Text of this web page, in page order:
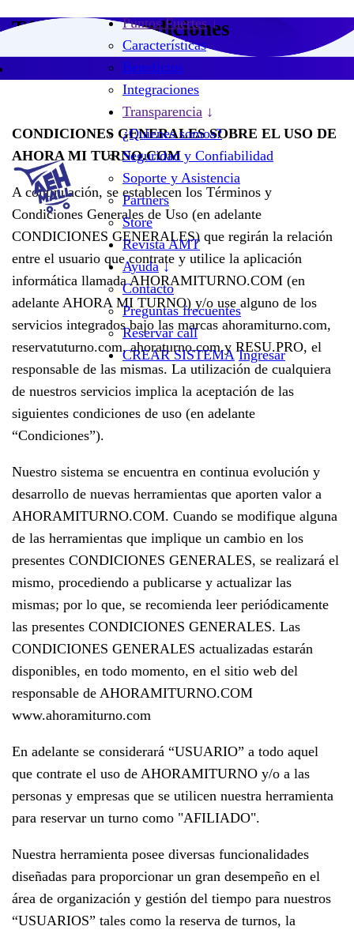
Puntos Fuertes
Características
Beneficios
Integraciones
Transparencia
¿Quienes somos?
Seguridad y Confiabilidad
Soporte y Asistencia
Partners
Store
Revista AMT
Ayuda
Contacto
Preguntas frecuentes
Reservar call
CREAR SISTEMA Ingresar
Términos y condiciones
CONDICIONES GENERALES SOBRE EL USO DE
AHORA MI TURNO.COM
A continuación, se establecen los Términos y
Condiciones Generales de Uso (en adelante
CONDICIONES GENERALES) que regirán la relación
entre el usuario que contrate y utilice la aplicación
informática llamada AHORAMITURNO.COM (en
adelante AHORA MI TURNO) y/o use alguno de los
servicios integrados bajo las marcas ahoramiturno.com,
reservatuturno.com, ahoraturno.com y RESU.PRO, el
responsable de las mismas. La utilización de cualquiera
de nuestros servicios implica la aceptación de las
siguientes condiciones de uso (en adelante
“Condiciones”).
Nuestro sistema se encuentra en continua evolución y
desarrollo de nuevas herramientas que aporten valor a
AHORAMITURNO.COM. Cuando se modifique alguna
de las herramientas que implique un cambio en los
presentes CONDICIONES GENERALES, se realizará el
mismo, procediendo a publicarse y actualizar las
mismas; por lo que, se recomienda leer periódicamente
las presentes CONDICIONES GENERALES. Las
CONDICIONES GENERALES actualizadas estarán
disponibles, en todo momento, en el sitio web del
responsable de AHORAMITURNO.COM
www.ahoramiturno.com
En adelante se considerará “USUARIO” a todo aquel
que contrate el uso de AHORAMITURNO y/o a las
personas y empresas que se utilicen nuestra herramienta
para reservar un turno como "AFILIADO".
Nuestra herramienta posee diversas funcionalidades
diseñadas para proporcionar un gran desempeño en el
área de organización y gestión del tiempo para nuestros
“USUARIOS” tales como la reserva de turnos, la